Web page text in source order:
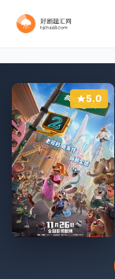
5.0
更新至高清
HD
TC中字
正片
HD
HD
正片
HD中字
HD中字